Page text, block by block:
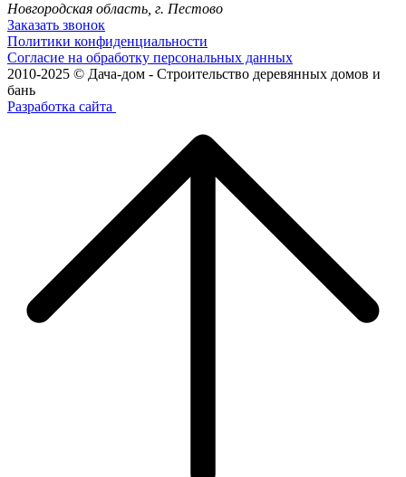
Новгородская область, г. Пестово
Заказать звонок
Политики конфиденциальности
Согласие на обработку персональных данных
2010-2025 © Дача-дом - Строительство деревянных домов и
бань
Разработка сайта